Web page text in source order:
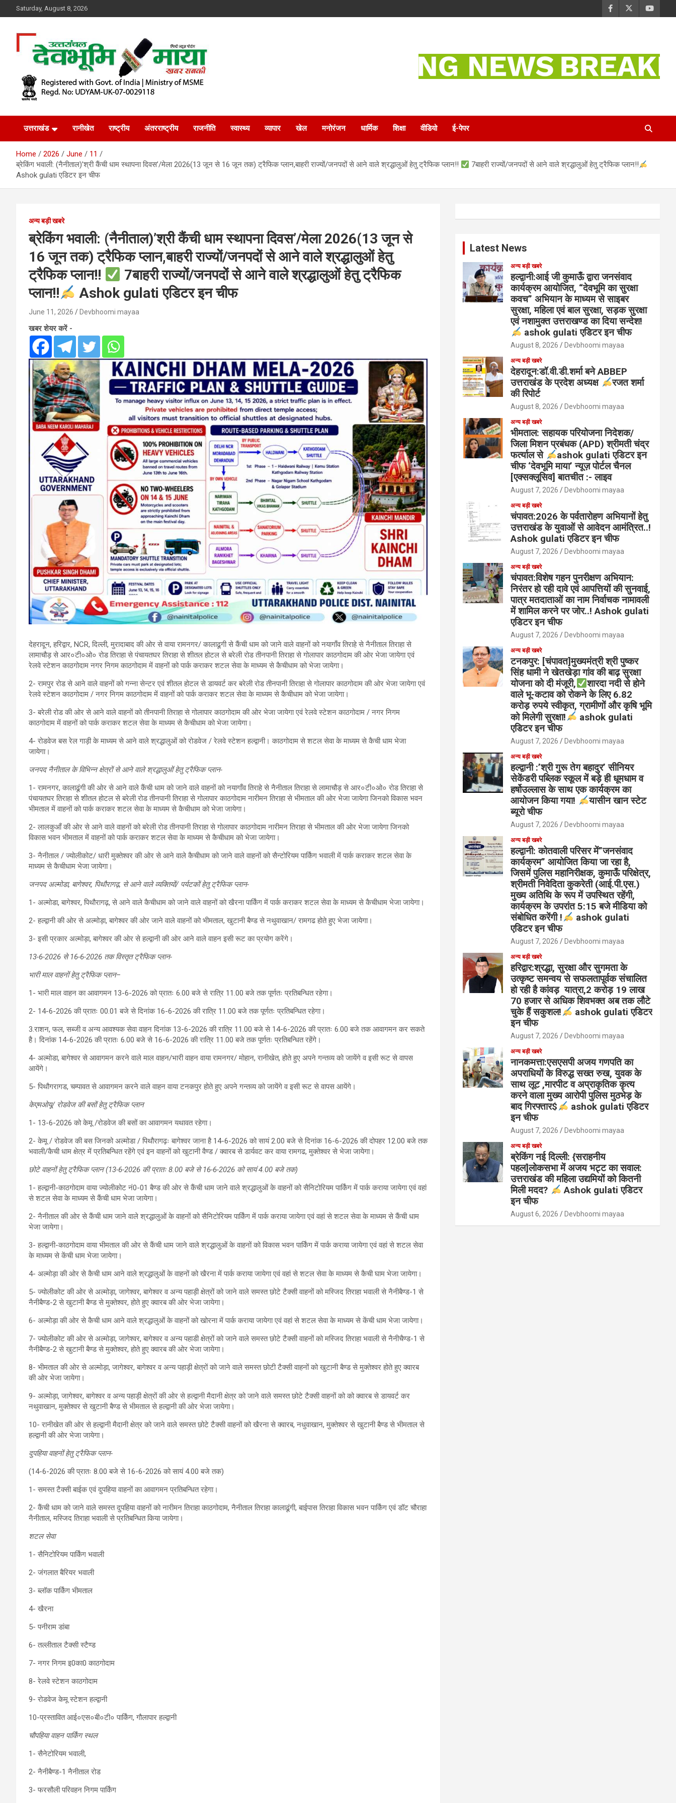
to
Saturday, August 8, 2026
Dev Bhoomi Maya
उत्तराखंड रानीखेत राष्ट्रीय अंतरराष्ट्रीय राजनीति स्वास्थ्य व्यापार खेल मनोरंजन धार्मिक शिक्षा वीडियो ई-पेपर
Home 2026 June
11
ब्रेकिंग भवाली: (नैनीताल)’श्री कैंची धाम स्थापना दिवस’/मेला 2026(13 जून से 16 जून तक) ट्रैफिक प्लान,बाहरी राज्यों/जनपदों से आने वाले श्रद्धालुओं हेतु ट्रैफिक प्लान!!
7बाहरी राज्यों/जनपदों से आने वाले श्रद्धालुओं हेतु ट्रैफिक प्लान!!
Ashok gulati एडिटर इन चीफ
अन्य बड़ी खबरे
ब्रेकिंग भवाली: (नैनीताल)’श्री कैंची धाम स्थापना दिवस’/मेला 2026(13 जून से
16 जून तक) ट्रैफिक प्लान,बाहरी राज्यों/जनपदों से आने वाले श्रद्धालुओं हेतु
ट्रैफिक प्लान!!
7बाहरी राज्यों/जनपदों से आने वाले श्रद्धालुओं हेतु ट्रैफिक
प्लान!!
Ashok gulati एडिटर इन चीफ
June 11, 2026 Devbhoomi mayaa
खबर शेयर करें -
देहरादून, हरिद्वार, NCR, दिल्ली, मुरादाबाद की ओर से वाया रामनगर/ कालाढूगी से कैंची धाम को जाने वाले वाहनों को नयागाँव तिराहे से नैनीताल तिराहा से
लामाचौड़ से आर०टी०ओ० रोड तिराहा से पंचायतघर तिराहा से शीतल होटल से बरेली रोड तीनपानी तिराहा से गोलापार काठगोदाम की ओर भेजा जायेगा एवं
रेलवे स्टेशन काठगोदाम नगर निगम काठगोदाम में वाहनों को पार्क कराकर शटल सेवा के माध्यम से कैचीधाम को भेजा जायेगा।
2- रामपुर रोड से आने वाले वाहनों को गन्ना सेन्टर एवं शीतल होटल से डायवर्ट कर बरेली रोड तीनपानी तिराहा से गोलापार काठगोदाम की ओर भेजा जायेगा एवं
रेलवे स्टेशन काठगोदाम / नगर निगम काठगोदाम में वाहनों को पार्क कराकर शटल सेवा के माध्यम से कैचीधाम को भेजा जायेगा।
3- बरेली रोड की ओर से आने वाले वाहनों को तीनपानी तिराहा से गोलापार काठगोदाम की ओर भेजा जायेगा एवं रेलवे स्टेशन काठगोदाम / नगर निगम
काठगोदाम में वाहनों को पार्क कराकर शटल सेवा के माध्यम से कैचीधाम को भेजा जायेगा।
4- रोडवेज बस रेल गाड़ी के माध्यम से आने वाले श्रद्धालुओं को रोडवेज / रेलवे स्टेशन हल्द्वानी। काठगोदाम से शटल सेवा के माध्यम से कैची धाम भेजा
जायेगा।
जनपद नैनीताल के विभिन्न क्षेत्रों से आने वाले श्रद्धालुओं हेतु ट्रैफिक प्लान-
1- रामनगर, कालाढूंगी की ओर से आने वाले कैंची धाम को जाने वाले वाहनों को नयागाँव तिराहे से नैनीताल तिराहा से लामाचौड़ से आर०टी०ओ० रोड तिराहा से
पंचायतघर तिराहा से शीतल होटल से बरेली रोड तीनपानी तिराहा से गोलापार काठगोदाम नारीमन तिराहा से भीमताल की ओर भेजा जायेगा जिनको विकास भवन
भीमताल में वाहनों को पार्क कराकर शटल सेवा के माध्यम से कैचीधाम को भेजा जायेगा।
2- लालकुआँ की ओर से आने वाले वाहनों को बरेली रोड तीनपानी तिराहा से गोलापार काठगोदाम नारीमन तिराहा से भीमताल की ओर भेजा जायेगा जिनको
विकास भवन भीमताल में वाहनों को पार्क कराकर शटल सेवा के माध्यम से कैचीधाम को भेजा जायेगा।
3- नैनीताल / ज्योलीकोट/ धारी मुक्तेश्वर की ओर से आने वाले कैचीधाम को जाने वाले वाहनों को सैन्टोरियम पार्किंग भवाली में पार्क कराकर शटल सेवा के
माध्यम से कैचीधाम भेजा जायेगा।
जनपद अल्मोडा, बागेश्वर, पिथौरागढ़, से आने वाले व्यक्तियों/ पर्यटकों हेतु ट्रैफिक प्लान-
1- अल्मोडा, बागेश्वर, पिथौरागढ़, से आने वाले कैचीधाम को जाने वाले वाहनों को खैरना पार्किंग में पार्क कराकर शटल सेवा के माध्यम से कैचीधाम भेजा जायेगा।
2- हल्द्वानी की ओर से अल्मोड़ा, बागेश्वर की ओर जाने वाले वाहनों को भीमताल, खुटानी बैण्ड से नथुवाखान/ रामगढ होते हुए भेजा जायेगा।
3- इसी प्रकार अल्मोड़ा, बागेश्वर की ओर से हल्द्वानी की ओर आने वाले वाहन इसी रूट का प्रयोग करेंगे।
13-6-2026 से 16-6-2026 तक विस्तृत ट्रैफिक प्लान-
भारी माल वाहनों हेतु ट्रैफिक प्लान–
1- भारी माल वाहन का आवागमन 13-6-2026 को प्रातः 6.00 बजे से रात्रि 11.00 बजे तक पूर्णतः प्रतिबन्धित रहेगा।
2- 14-6-2026 की प्रातः 00.01 बजे से दिनांक 16-6-2026 की रात्रि 11.00 बजे तक पूर्णतः प्रतिबन्धित रहेगा।
3.राशन, फल, सब्जी व अन्य आवश्यक सेवा वाहन दिनांक 13-6-2026 की रात्रि 11.00 बजे से 14-6-2026 की प्रातः 6.00 बजे तक आवागमन कर सकते
है। दिनांक 14-6-2026 की प्रातः 6.00 बजे से 16-6-2026 की रात्रि 11.00 बजे तक पूर्णतः प्रतिबन्धित रहेंगे।
4- अल्मोडा, बागेश्वर से आवागमन करने वाले माल वाहन/भारी वाहन वाया रामनगर/ मोहान, रानीखेत, होते हुए अपने गन्तव्य को जायेंगे व इसी रूट से वापस
आयेंगे।
5- पिथौगरागड, चम्पावत से आवागमन करने वाले वाहन वाया टनकपुर होते हुए अपने गन्तव्य को जायेंगे व इसी रूट से वापस आयेंगे।
केएमओयू/ रोडवेज की बसों हेतु ट्रैफिक प्लान
1- 13-6-2026 को केमू /रोडवेज की बसों का आवागमन यथावत रहेगा।
2- केमू / रोडवेज की बस जिनको अल्मोडा / पिथौरागढ़ः बागेश्वर जाना है 14-6-2026 को सायं 2.00 बजे से दिनांक 16-6-2026 की दोपहर 12.00 बजे तक
भवाली/कैची धाम क्षेत्र में प्रतिबन्धित रहेंगे एवं इन वाहनों को खुटानी वैण्ड / क्वारब से डार्यवट कर वाया रामगढ, मुक्तेश्वर से भेजा जायेगा।
छोटे वाहनों हेतु ट्रैफिक प्लान (13-6-2026 की प्रातः 8.00 बजे से 16-6-2026 को सायं 4.00 बजे तक)
1- हल्द्वानी-काठगोदाम वाया ज्योलीकोट नं0-01 बैण्ड की ओर से कैंची धाम जाने वाले श्रद्धालुओं के वाहनों को सैनिटोरियम पार्किंग में पार्क कराया जायेगा एवं वहां
से शटल सेवा के माध्यम से कैंची धाम भेजा जायेगा।
2- नैनीताल की ओर से कैंची धाम जाने वाले श्रद्धालुओं के वाहनों को सैनिटोरियम पार्किंग में पार्क कराया जायेगा एवं वहां से शटल सेवा के माध्यम से कैंची धाम
भेजा जायेगा।
3- हल्द्वानी-काठगोदाम वाया भीमताल की ओर से कैंची धाम जाने वाले श्रद्धालुओं के वाहनों को विकास भवन पार्किंग में पार्क कराया जायेगा एवं वहां से शटल सेवा
के माध्यम से केंची धाम भेजा जायेगा।
4- अल्मोड़ा की ओर से कैची धाम आने वाले श्रद्धालुओं के वाहनों को खैरना में पार्क कराया जायेगा एवं वहां से शटल सेवा के माध्यम से कैची घाम भेजा जायेगा।
5- ज्योलीकोट की ओर से अल्मोड़ा, जागेश्वर, बागेश्वर व अन्य पहाड़ी क्षेत्रों को जाने वाले समस्त छोटे टैक्सी वाहनों को मस्जिद तिराहा भवाली से नैनीबैण्ड-1 से
नैनीबैण्ड-2 से खुटानी बैण्ड से मुक्तेश्वर, होते हुए क्वारब की ओर भेजा जायेगा।
6- अल्मोड़ा की ओर से कैची धाम आने वाले श्रद्धालुओं के वाहनों को खोरना में पार्क कराया जायेगा एवं वहां से शटल सेवा के माध्यम से केंची धाम भेजा जायेगा।
7- ज्योलीकोट की ओर से अल्मोड़ा, जागेश्वर, बागेश्वर व अन्य पहाडी क्षेत्रों को जाने वाले समस्त छोटे टैक्सी वाहनों को मस्जिद तिराहा भवाली से नैनीचैण्ड-1 से
नैनीबैण्ड-2 से खुटानी बैण्ड से मुक्तेश्वर, होते हुए क्वारब की ओर भेजा जायेगा।
8- भीमताल की ओर से अल्मोड़ा, जागेश्वर, बागेश्वर व अन्य पहाड़ी क्षेत्रों को जाने वाले समस्त छोटी टैक्सी वाहनों को खुटानी बैण्ड से मुक्तेश्वर होते हुए क्वारब
की ओर भेजा जायेगा।
9- अल्मोड़ा, जागेश्वर, बागेश्वर व अन्य पहाड़ी क्षेत्रों की ओर से हल्द्वानी मैदानी क्षेत्र को जाने वाले समस्त छोटे टैक्सी वाहनों को को क्वारब से डायवर्ट कर
नथुवाखान, मुक्तेश्वर से खुटानी बैण्ड से भीमताल से हल्द्वानी की ओर भेजा जायेगा।
10- रानीखेत की ओर से हल्द्वानी मैदानी क्षेत्र को जाने वाले समस्त छोटे टैक्सी वाहनों को खैरना से क्वारब, नधुवाखान, मुक्तेश्वर से खुटानी बैण्ड से भीमताल से
हल्द्वानी की ओर भेजा जायेगा।
दुपहिया वाहनों हेतु ट्रैफिक प्लान-
(14-6-2026 की प्रातः 8.00 बजे से 16-6-2026 को सायं 4.00 बजे तक)
1- समस्त टैक्सी बाईक एवं दुपहिया वाहनों का आवागमन प्रतिबन्धित रहेगा।
2- कैंची धाम को जाने वाले समस्त दुपहिया वाहनों को नारीमन तिराहा काठगोदाम, नैनीताल तिराहा कालाढूंगी, बाईपास तिराहा विकास भवन पार्किंग एवं डॉट चौराहा
नैनीताल, मस्जिद तिराहा भवाली से प्रतिबन्धित किया जायेगा।
शटल सेवा
1- सैनिटोरियम पार्किंग भवाली
2- जंगलात बैरियर भवाली
3- ब्लॉक पार्किंग भीमताल
4- खैरना
5- पनीराम डांबा
6- तल्लीताल टैक्सी स्टैण्ड
7- नगर निगम इ0का0 काठगोदाम
8- रेलवे स्टेशन काठगोदाम
9- रोडवेज केमू स्टेशन हल्द्वानी
10-प्रस्तावित आई०एस०बी०टी० पार्किंग, गौलापार हल्द्वानी
चौपहिया वाहन पार्किंग स्थल
1- सैनेटोरियम भवाली,
2- नैनीबैण्ड-1 नैनीताल रोड
3- फरसौली परिवहन निगम पार्किंग
Latest News
अन्य बड़ी खबरे
हल्द्वानी:आई जी कुमाऊँ द्वारा जनसंवाद
कार्यक्रम आयोजित, “देवभूमि का सुरक्षा
कवच” अभियान के माध्यम से साइबर
सुरक्षा, महिला एवं बाल सुरक्षा, सड़क सुरक्षा
एवं नशामुक्त उत्तराखण्ड का दिया सन्देश!
ashok gulati एडिटर इन चीफ
August 8, 2026 Devbhoomi mayaa
अन्य बड़ी खबरे
देहरादून:डॉ.वी.डी.शर्मा बने ABBEP
उत्तराखंड के प्रदेश अध्यक्ष
रजत शर्मा
की रिपोर्ट
August 8, 2026 Devbhoomi mayaa
अन्य बड़ी खबरे
भीमताल: सहायक परियोजना निदेशक/
जिला मिशन प्रबंधक (APD) श्रीमती चंद्र
फर्त्याल से
ashok gulati एडिटर इन
चीफ ‘देवभूमि माया’ न्यूज़ पोर्टल चैनल
[एक्सक्लूसिव] बातचीत :- लाइव
August 7, 2026 Devbhoomi mayaa
अन्य बड़ी खबरे
चंपावत:2026 के पर्वतारोहण अभियानों हेतु
उत्तराखंड के युवाओं से आवेदन आमंत्रित..!
Ashok gulati एडिटर इन चीफ
August 7, 2026 Devbhoomi mayaa
अन्य बड़ी खबरे
चंपावत:विशेष गहन पुनरीक्षण अभियान:
निरंतर हो रही दावे एवं आपत्तियों की सुनवाई,
पात्र मतदाताओं का नाम निर्वाचक नामावली
में शामिल करने पर जोर..! Ashok gulati
एडिटर इन चीफ
August 7, 2026 Devbhoomi mayaa
अन्य बड़ी खबरे
टनकपुर: [चंपावत]मुख्यमंत्री श्री पुष्कर
सिंह धामी ने खेतखेड़ा गांव की बाढ़ सुरक्षा
योजना को दी मंजूरी,
शारदा नदी से होने
वाले भू-कटाव को रोकने के लिए 6.82
करोड़ रुपये स्वीकृत, ग्रामीणों और कृषि भूमि
को मिलेगी सुरक्षा!
ashok gulati
एडिटर इन चीफ
August 7, 2026 Devbhoomi mayaa
अन्य बड़ी खबरे
हल्द्वानी :’श्री गुरू तेग बहादुर’ सीनियर
सेकेंडरी पब्लिक स्कूल में बड़े ही धूमधाम व
हर्षोउल्लास के साथ एक कार्यक्रम का
आयोजन किया गया!
यासीन खान स्टेट
ब्यूरो चीफ
August 7, 2026 Devbhoomi mayaa
अन्य बड़ी खबरे
हल्द्वानी: कोतवाली परिसर में”जनसंवाद
कार्यक्रम” आयोजित किया जा रहा है,
जिसमें पुलिस महानिरीक्षक, कुमाऊँ परिक्षेत्र,
श्रीमती निवेदिता कुकरेती (आई.पी.एस.)
मुख्य अतिथि के रूप में उपस्थित रहेंगी,
कार्यक्रम के उपरांत 5:15 बजे मीडिया को
संबोधित करेंगी !
ashok gulati
एडिटर इन चीफ
August 7, 2026 Devbhoomi mayaa
अन्य बड़ी खबरे
हरिद्वार:श्रद्धा, सुरक्षा और सुगमता के
उत्कृष्ट समन्वय से सफलतापूर्वक संचालित
हो रही है कांवड़ यात्रा,2 करोड़ 19 लाख
70 हजार से अधिक शिवभक्त अब तक लौटे
चुके हैं सकुशल!
ashok gulati एडिटर
इन चीफ
August 7, 2026 Devbhoomi mayaa
अन्य बड़ी खबरे
नानकमत्ता:एसएसपी अजय गणपति का
अपराधियों के विरुद्ध सख्त रुख, युवक के
साथ लूट ,मारपीट व अप्राकृतिक कृत्य
करने वाला मुख्य आरोपी पुलिस मुठभेड़ के
बाद गिरफ्तार$
ashok gulati एडिटर
इन चीफ
August 7, 2026 Devbhoomi mayaa
अन्य बड़ी खबरे
ब्रेकिंग नई दिल्ली: {सराहनीय
पहल]लोकसभा में अजय भट्ट का सवाल:
उत्तराखंड की महिला उद्यमियों को कितनी
मिली मदद?
Ashok gulati एडिटर
इन चीफ
August 6, 2026 Devbhoomi mayaa